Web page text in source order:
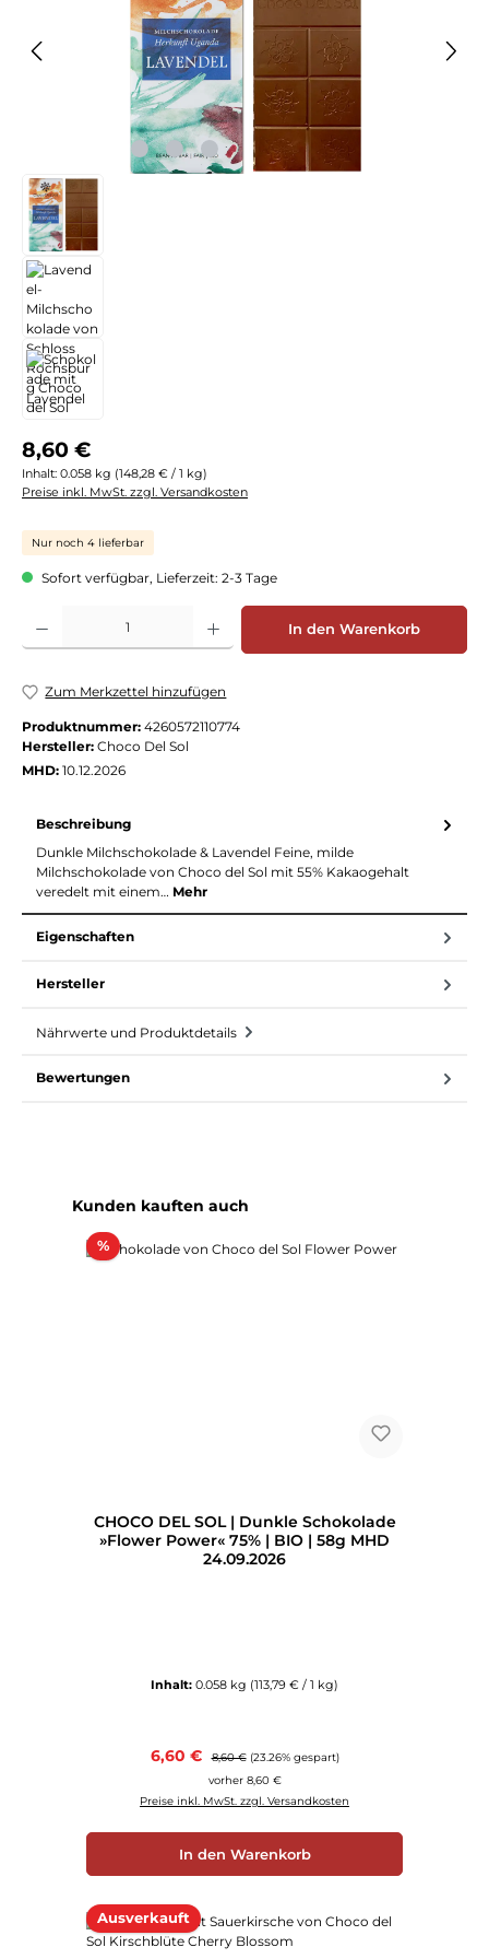
Regulärer Preis:
8,60 €
Inhalt: 0.058 kg (148,28 € / 1 kg)
Preise inkl. MwSt. zzgl. Versandkosten
Nur noch 4 lieferbar
Sofort verfügbar, Lieferzeit: 2-3 Tage
Produkt Anzahl: Gib den gewünschten Wert ein oder benutze die
In den Warenkorb
Zum Merkzettel hinzufügen
Produktnummer: 4260572110774
Hersteller: Choco Del Sol
MHD: 10.12.2026
Beschreibung
Dunkle Milchschokolade & Lavendel Feine, milde
Milchschokolade von Choco del Sol mit 55% Kakaogehalt
veredelt mit einem… Mehr
Eigenschaften
Hersteller
Nährwerte und Produktdetails
Bewertungen
Produktgalerie überspringen
Kunden kauften auch
%Rabatt
CHOCO DEL SOL | Dunkle Schokolade
»Flower Power« 75% | BIO | 58g MHD
24.09.2026
Inhalt: 0.058 kg (113,79 € / 1 kg)
Verkaufspreis:
6,60 € Regulärer Preis:
8,60 € (23.26% gespart)
vorher 8,60 €
Preise inkl. MwSt. zzgl. Versandkosten
In den Warenkorb
Ausverkauft